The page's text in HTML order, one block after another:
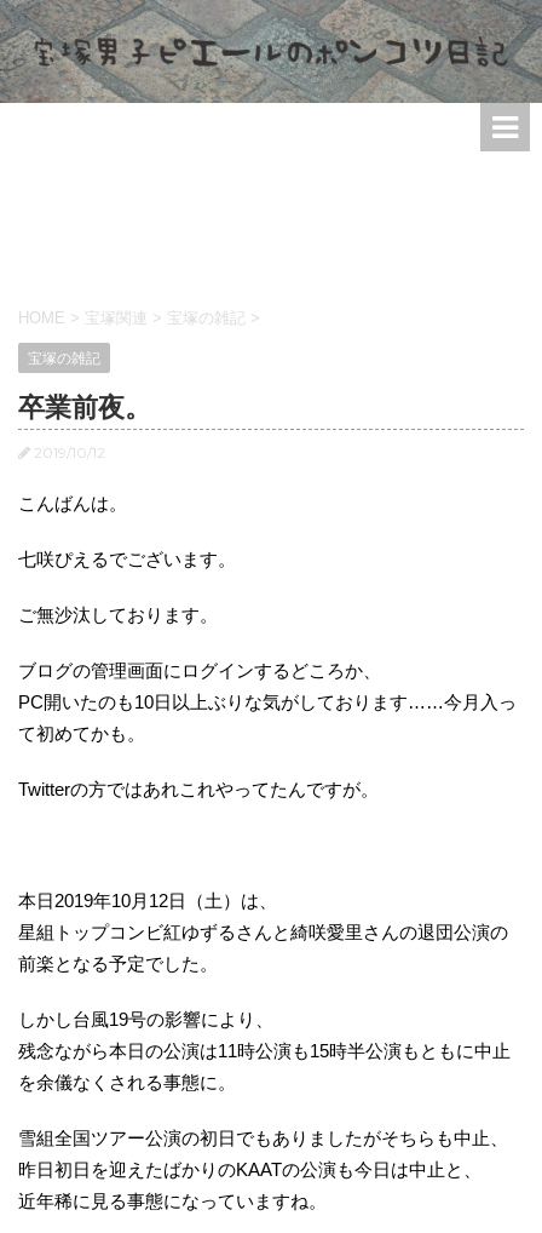
HOME > 宝塚関連 > 宝塚の雑記 >
宝塚の雑記
卒業前夜。
2019/10/12
こんばんは。
七咲ぴえるでございます。
ご無沙汰しております。
ブログの管理画面にログインするどころか、
PC開いたのも10日以上ぶりな気がしております……今月入っ
て初めてかも。
Twitterの方ではあれこれやってたんですが。
本日2019年10月12日（土）は、
星組トップコンビ紅ゆずるさんと綺咲愛里さんの退団公演の
前楽となる予定でした。
しかし台風19号の影響により、
残念ながら本日の公演は11時公演も15時半公演もともに中止
を余儀なくされる事態に。
雪組全国ツアー公演の初日でもありましたがそちらも中止、
昨日初日を迎えたばかりのKAATの公演も今日は中止と、
近年稀に見る事態になっていますね。